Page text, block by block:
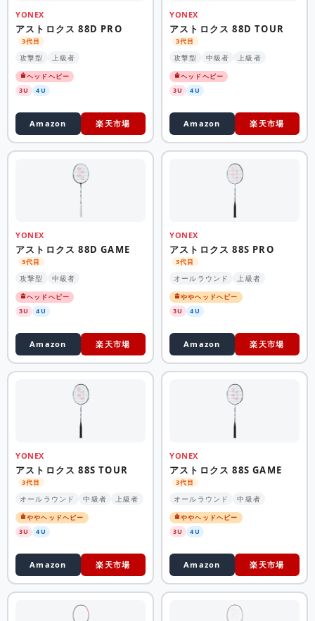
YONEX
アストロクス 88D PRO
3代目
攻撃型 上級者
ヘッドヘビー
3U
4U
Amazon 楽天市場
YONEX
アストロクス 88D TOUR
3代目
攻撃型 中級者 上級者
ヘッドヘビー
3U
4U
Amazon 楽天市場
YONEX
アストロクス 88D GAME
3代目
攻撃型 中級者
ヘッドヘビー
3U
4U
Amazon 楽天市場
YONEX
アストロクス 88S PRO
3代目
オールラウンド 上級者
ややヘッドヘビー
3U
4U
Amazon 楽天市場
YONEX
アストロクス 88S TOUR
3代目
オールラウンド 中級者 上級者
ややヘッドヘビー
3U
4U
Amazon 楽天市場
YONEX
アストロクス 88S GAME
3代目
オールラウンド 中級者
ややヘッドヘビー
3U
4U
Amazon 楽天市場